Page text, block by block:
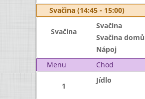
Svačina (14:45 - 15:00)
Svačina
Svačina
Svačina domů
Nápoj
Menu
Chod
1
Jídlo